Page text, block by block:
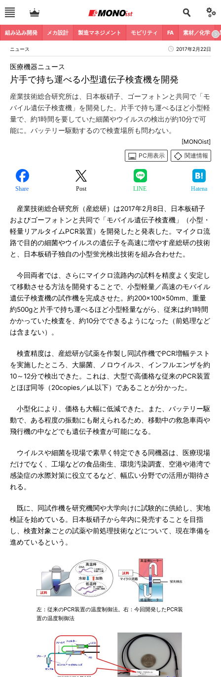
組み込み開発 メカ設計 製造マネジメント モビリティ FA 素材／化学
ニュース 2017年2月22日
片手で持ち運べる小型遺伝子検査機を開発
医療機器ニュース
産業技術総合研究所は、日本板硝子、ゴーフォトンと共同で「モ
バイル遺伝子検査機」を開発した。片手で持ち運べるほど小型軽
量で、約1時間を要していた細菌やウイルスの検出が約10分で可
能に。バッテリー駆動するので検査場所も問わない。
[MONOist]
PC用表示
関連情報
Share Post LINE Hatena
産業技術総合研究所（産総研）は2017年2月8日、日本板硝子
およびゴーフォトンと共同で「モバイル遺伝子検査機」（小型・
軽量リアルタイムPCR装置）を開発したと発表した。マイクロ流
路で目的の細菌やウイルスの遺伝子を高速に増やす産総研の技術
と、日本板硝子独自の小型蛍光検出技術を組み合わせた。
今回両者では、さらにマイクロ流路内の試料を精度よく安定し
て移動させる方法を開発することで、小型軽量／高速のモバイル
遺伝子検査機の試作機を完成させた。約200×100×50mm、重量
約500gと片手で持ち運べるほど小型軽量ながら、従来は約1時間
かかっていた検査を、約10分でできるようになった（前処理など
は含まない）。
検査精度は、産総研が試薬を作製し同試作機でPCR増幅テスト
を実施したところ、大腸菌、ノロウイルス、インフルエンザを約
10～12分で検出できた。これは、大型で高価格な従来のPCR装置
とほぼ同等（20copies／μL以下）であることが分かった。
小型化により、価格も大幅に低減できた。また、バッテリー駆
動で、ある程度の振動にも耐えられるため、移動中の救急車両や
飛行機の中などでも遺伝子検査が可能になる。
ウイルスや細菌を現場で素早く特定できる同機器は、医療現場
だけでなく、工場などの食品衛生、環境汚染調査、空港や港湾で
感染症の水際対策に役立てるなど、幅広い分野での活用が期待さ
れる。
既に、同試作機を研究機関や大学向けに試験的に供給し、実地
検証を始めている。日本板硝子から年内に発売することを目指
し、検査対象ごとの試薬や前処理技術などについて、現在準備を
進めているという。
左：従来のPCR装置の温度制御法。右：今回開発したPCR装
置の温度制御法